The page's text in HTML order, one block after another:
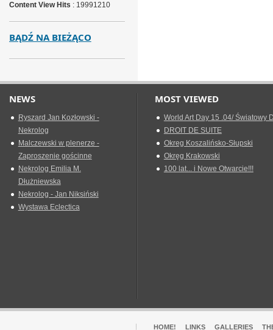
Content View Hits : 19991210
BĄDŹ NA BIEŻĄCO
NEWS
Ryszard Jan Kozłowski -
Nekrolog
Malczewski w plenerze -
Zaproszenie gościnne
Nekrolog Emilia M.
Dłużniewska
Nekrolog - Jan Niksiński
Wystawa Eclectica
MOST VIEWED
World Art Day 15 .04/ Światowy
DROIT DE SUITE
Okreg Koszalińsko-Słupski
Okręg Krakowski
100 lat... i Nowe Otwarcie!!!
HOME! LINKS GALLERIES